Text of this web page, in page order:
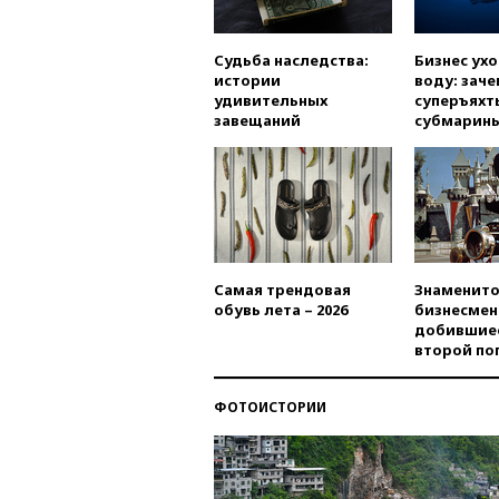
Судьба наследства:
истории
удивительных
завещаний
Бизнес
воду:
Самая трендовая
обувь лета – 2026
второй
ФОТОИСТОРИИ